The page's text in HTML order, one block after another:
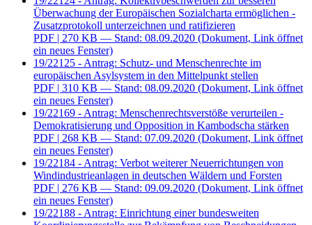
Überwachung der Europäischen Sozialcharta ermöglichen -
Zusatzprotokoll unterzeichnen und ratifizieren
PDF | 270 KB — Stand: 08.09.2020 (Dokument, Link öffnet
ein neues Fenster)
19/22125 - Antrag: Schutz- und Menschenrechte im
europäischen Asylsystem in den Mittelpunkt stellen
PDF | 310 KB — Stand: 08.09.2020 (Dokument, Link öffnet
ein neues Fenster)
19/22169 - Antrag: Menschenrechtsverstöße verurteilen -
Demokratisierung und Opposition in Kambodscha stärken
PDF | 268 KB — Stand: 07.09.2020 (Dokument, Link öffnet
ein neues Fenster)
19/22184 - Antrag: Verbot weiterer Neuerrichtungen von
Windindustrieanlagen in deutschen Wäldern und Forsten
PDF | 276 KB — Stand: 09.09.2020 (Dokument, Link öffnet
ein neues Fenster)
19/22188 - Antrag: Einrichtung einer bundesweiten